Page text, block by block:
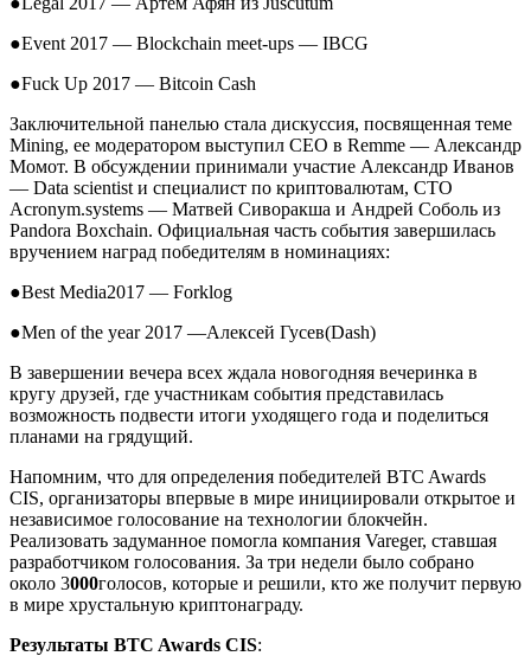
●Event 2017 — Blockchain meet-ups — IBCG
●Fuck Up 2017 — Bitcoin Cash
Заключительной панелью стала дискуссия, посвященная теме
Mining, ее модератором выступил CEO в Remme — Александр
Момот. В обсуждении принимали участие Александр Иванов
— Data scientist и специалист по криптовалютам, CTO
Acronym.systems — Матвей Сиворакша и Андрей Соболь из
Pandora Boxchain. Официальная часть события завершилась
вручением наград победителям в номинациях:
●Best Media2017 — Forklog
●Men of the year 2017 —Алексей Гусев(Dash)
В завершении вечера всех ждала новогодняя вечеринка в
кругу друзей, где участникам события представилась
возможность подвести итоги уходящего года и поделиться
планами на грядущий.
Напомним, что для определения победителей BTC Awards
CIS, организаторы впервые в мире инициировали открытое и
независимое голосование на технологии блокчейн.
Реализовать задуманное помогла компания Vareger, ставшая
разработчиком голосования. За три недели было собрано
около 3000голосов, которые и решили, кто же получит первую
в мире хрустальную криптонаграду.
Результаты BTC Awards CIS: